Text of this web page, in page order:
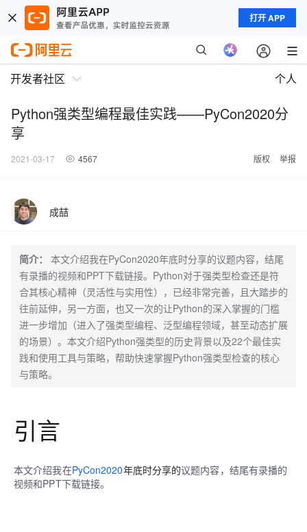
打开 APP
开发者社区 个人
Python强类型编程最佳实践——PyCon2020分
享
2021-03-17 4567 版权 举报
成喆
简介：
本文介绍我在PyCon2020年底时分享的议题内容，结尾
有录播的视频和PPT下载链接。Python对于强类型检查还是符
合其核心精神（灵活性与实用性），已经非常完善，且大踏步的
往前延伸，另一方面，也又一次的让Python的深入掌握的门槛
进一步增加（进入了强类型编程、泛型编程领域，甚至动态扩展
的场景）。本文介绍Python强类型的历史背景以及22个最佳实
践和使用工具与策略，帮助快速掌握Python强类型检查的核心
与策略。
引言
本文介绍我在PyCon2020年底时分享的议题内容，结尾有录播的
视频和PPT下载链接。